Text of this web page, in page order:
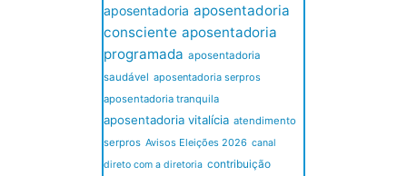
aposentadoria aposentadoria
consciente aposentadoria
programada aposentadoria
saudável aposentadoria serpros
aposentadoria tranquila
aposentadoria vitalícia atendimento
serpros Avisos Eleições 2026 canal
direto com a diretoria contribuição